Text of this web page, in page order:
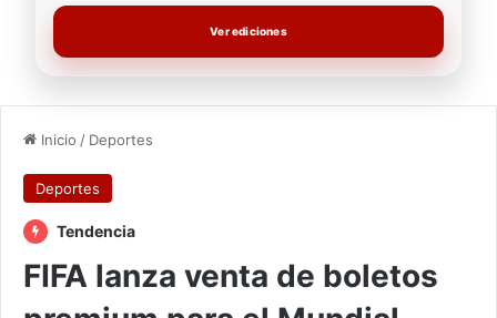
Ver ediciones
Inicio / Deportes
Deportes
Tendencia
FIFA lanza venta de boletos